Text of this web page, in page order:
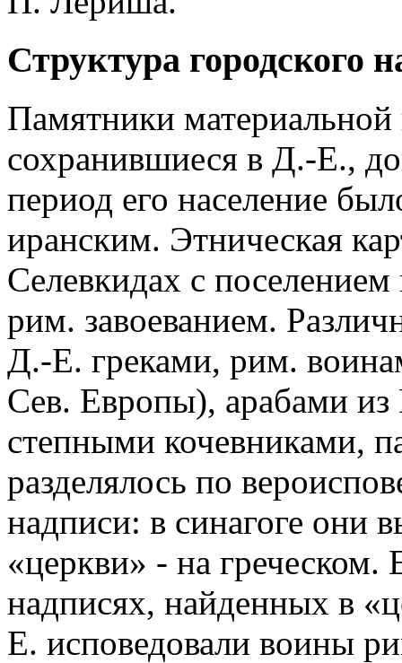
Структура городского
Памятники
сохранившиеся в Д.-Е.,
период его население
иранским. Этническая
Селевкидах с
рим. завоеванием.
Д.-Е. греками, рим.
Сев. Европы), арабами из
степными кочевниками,
разделялось по
надписи: в синагоге они
«церкви» - на греческом.
надписях, найденных в
Е. исповедовали воины